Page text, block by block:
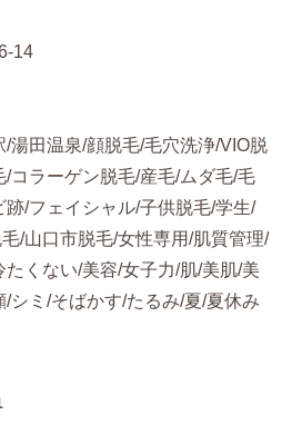
14
/湯田温泉/顔脱毛/毛穴洗浄/VIO脱
コラーゲン脱毛/産毛/ムダ毛/毛
跡/フェイシャル/子供脱毛/学生/
/山口市脱毛/女性専用/肌質管理/
たくない/美容/女子力/肌/美肌/美
シミ/そばかす/たるみ/夏/夏休み